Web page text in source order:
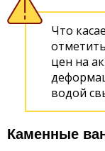
Что
цен на
водой
Каменные